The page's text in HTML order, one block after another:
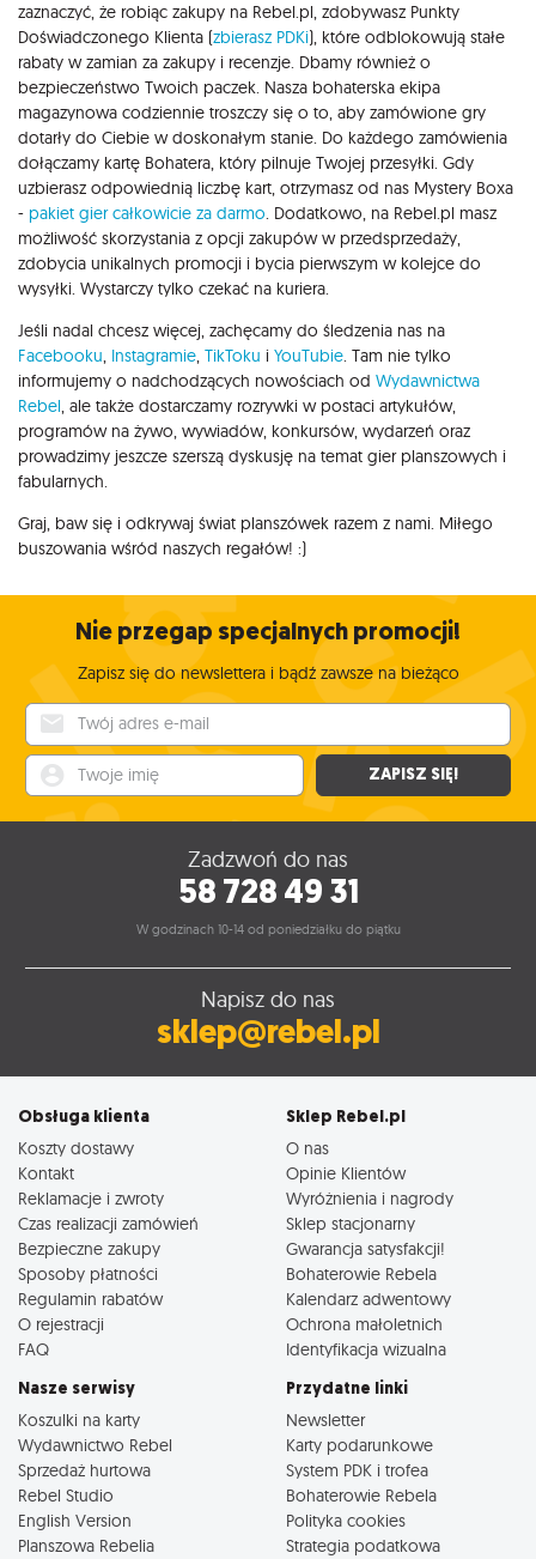
zaznaczyć, że robiąc zakupy na Rebel.pl, zdobywasz Punkty
Doświadczonego Klienta (zbierasz PDKi), które odblokowują stałe
rabaty w zamian za zakupy i recenzje. Dbamy również o
bezpieczeństwo Twoich paczek. Nasza bohaterska ekipa
magazynowa codziennie troszczy się o to, aby zamówione gry
dotarły do Ciebie w doskonałym stanie. Do każdego zamówienia
dołączamy kartę Bohatera, który pilnuje Twojej przesyłki. Gdy
uzbierasz odpowiednią liczbę kart, otrzymasz od nas Mystery Boxa
- pakiet gier całkowicie za darmo. Dodatkowo, na Rebel.pl masz
możliwość skorzystania z opcji zakupów w przedsprzedaży,
zdobycia unikalnych promocji i bycia pierwszym w kolejce do
wysyłki. Wystarczy tylko czekać na kuriera.
Jeśli nadal chcesz więcej, zachęcamy do śledzenia nas na
Facebooku, Instagramie, TikToku i YouTubie. Tam nie tylko
informujemy o nadchodzących nowościach od Wydawnictwa
Rebel, ale także dostarczamy rozrywki w postaci artykułów,
programów na żywo, wywiadów, konkursów, wydarzeń oraz
prowadzimy jeszcze szerszą dyskusję na temat gier planszowych i
fabularnych.
Graj, baw się i odkrywaj świat planszówek razem z nami. Miłego
buszowania wśród naszych regałów! :)
Nie przegap specjalnych promocji!
Zapisz się do newslettera i bądź zawsze na bieżąco
ZAPISZ SIĘ!
Zadzwoń do nas
58 728 49 31
W godzinach 10-14 od poniedziałku do piątku
Napisz do nas
sklep@rebel.pl
Obsługa klienta
Koszty dostawy
Kontakt
Reklamacje i zwroty
Czas realizacji zamówień
Bezpieczne zakupy
Sposoby płatności
Regulamin rabatów
O rejestracji
FAQ
Sklep Rebel.pl
O nas
Opinie Klientów
Wyróżnienia i nagrody
Sklep stacjonarny
Gwarancja satysfakcji!
Bohaterowie Rebela
Kalendarz adwentowy
Ochrona małoletnich
Identyfikacja wizualna
Nasze serwisy
Koszulki na karty
Wydawnictwo Rebel
Sprzedaż hurtowa
Rebel Studio
English Version
Planszowa Rebelia
Przydatne linki
Newsletter
Karty podarunkowe
System PDK i trofea
Bohaterowie Rebela
Polityka cookies
Strategia podatkowa